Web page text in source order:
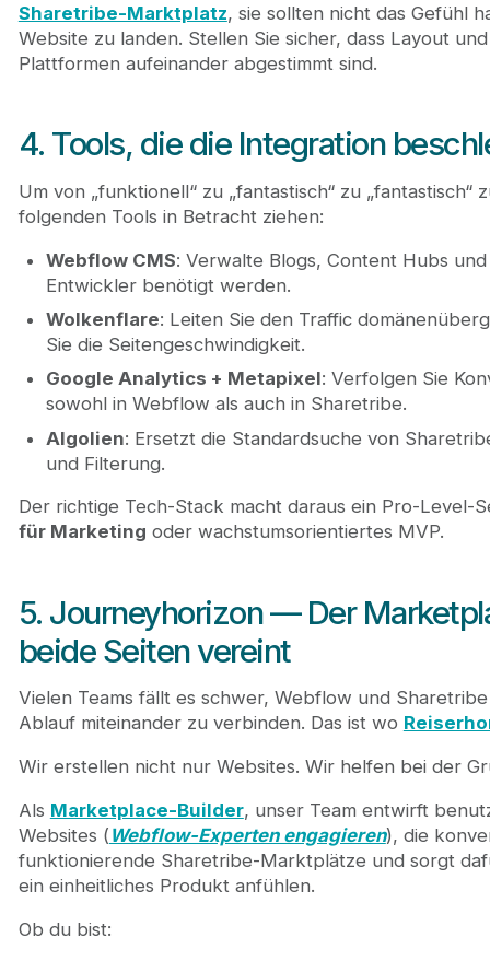
Sharetribe-Marktplatz, sie sollten nicht das Gefühl
Website zu landen. Stellen Sie sicher, dass Layout
Plattformen aufeinander abgestimmt sind.
4. Tools, die die Integration
Um von „funktionell“ zu „fantastisch“ zu „fantastisch“
folgenden Tools in Betracht ziehen:
Webflow CMS: Verwalte Blogs, Content Hubs
Entwickler benötigt werden.
Wolkenflare: Leiten Sie den Traffic
Sie die Seitengeschwindigkeit.
Google Analytics + Metapixel: Verfolgen Sie
sowohl in Webflow als auch in Sharetribe.
Algolien: Ersetzt die Standardsuche von
und Filterung.
Der richtige Tech-Stack macht daraus ein Pro-Level-
für Marketing oder wachstumsorientiertes MVP.
5. Journeyhorizon — Der
beide Seiten vereint
Vielen Teams fällt es schwer, Webflow und
Ablauf miteinander zu verbinden. Das ist wo
Wir erstellen nicht nur Websites. Wir helfen bei der
Als Marketplace-Builder, unser Team entwirft
Websites ( Webflow-Experten engagieren), die
funktionierende Sharetribe-Marktplätze und sorgt
ein einheitliches Produkt anfühlen.
Ob du bist: